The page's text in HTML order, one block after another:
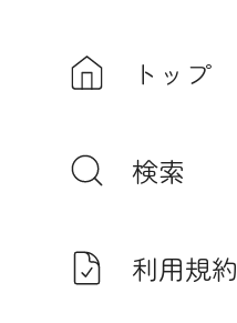
トップ
検索
利用規約